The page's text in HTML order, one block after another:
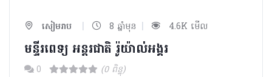
សៀមរាប | 8 ឆ្នាំមុន | 4.6K មើល
មន្ទីរពេទ្យ អន្តរជាតិ រ៉ូយ៉ាល់អង្គរ
0 (0 ពិន្ទុ)